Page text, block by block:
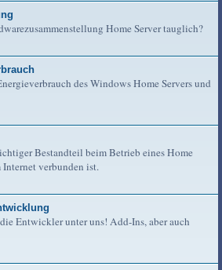
Home Server tauglich?
des Windows Home Servers und
Bestandteil beim Betrieb eines Home
Internet verbunden ist.
Entwickler unter uns! Add-Ins, aber auch